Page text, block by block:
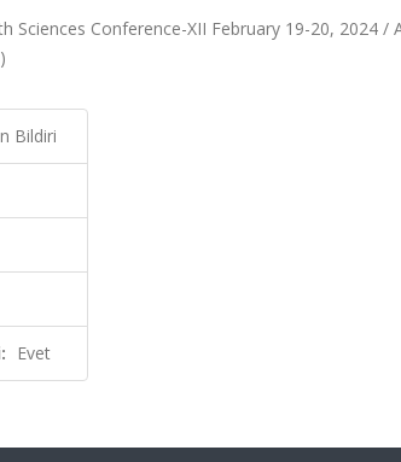
Sciences Conference-XII February 19-20, 2024 /
Bildiri
Evet